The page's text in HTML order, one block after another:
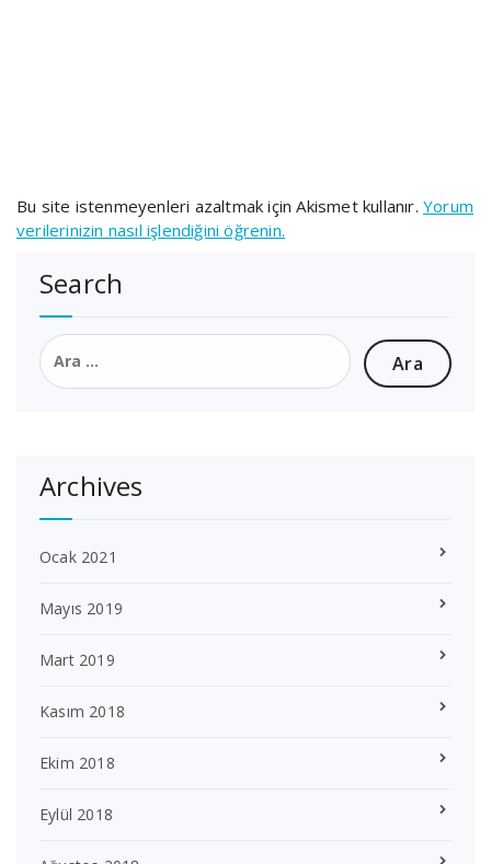
Bu site istenmeyenleri azaltmak için Akismet kullanır.Yorum
verilerinizin nasıl işlendiğini öğrenin.
Search
Arama:
Archives
Ocak 2021
Mayıs 2019
Mart 2019
Kasım 2018
Ekim 2018
Eylül 2018